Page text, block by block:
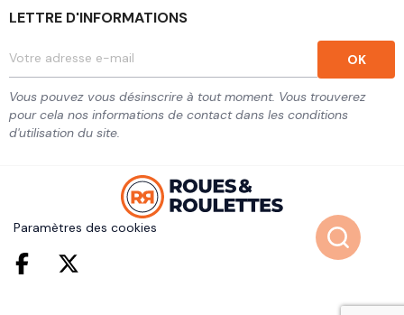
LETTRE D'INFORMATIONS
Vous pouvez vous désinscrire à tout moment. Vous trouverez
pour cela nos informations de contact dans les conditions
d'utilisation du site.
Paramètres des cookies
Facebook